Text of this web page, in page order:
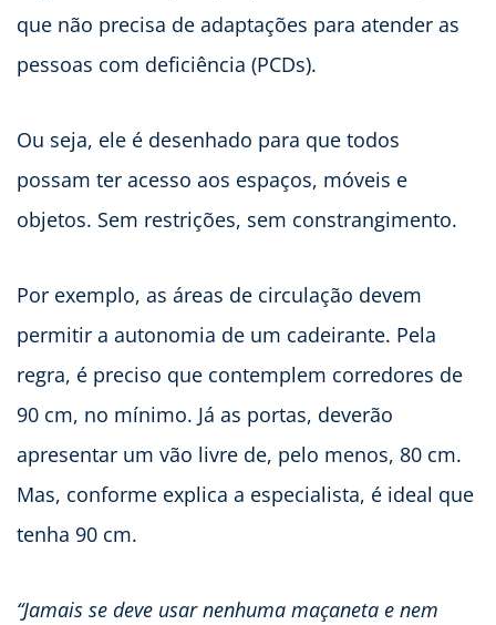
que não precisa de adaptações para atender as
pessoas com deficiência (PCDs).
Ou seja, ele é desenhado para que todos
possam ter acesso aos espaços, móveis e
objetos. Sem restrições, sem constrangimento.
Por exemplo, as áreas de circulação devem
permitir a autonomia de um cadeirante. Pela
regra, é preciso que contemplem corredores de
90 cm, no mínimo. Já as portas, deverão
apresentar um vão livre de, pelo menos, 80 cm.
Mas, conforme explica a especialista, é ideal que
tenha 90 cm.
“Jamais se deve usar nenhuma maçaneta e nem